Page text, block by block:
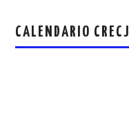
CALENDARIO CRECJ